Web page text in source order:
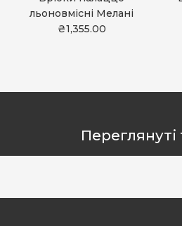
льоновмісні Мелані
₴1,355.00
Переглянуті